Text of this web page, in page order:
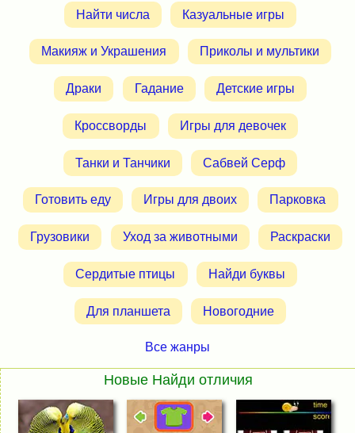
Найти числа Казуальные игры
Макияж и Украшения Приколы и мультики
Драки Гадание Детские игры
Кроссворды Игры для девочек
Танки и Танчики Сабвей Серф
Готовить еду Игры для двоих Парковка
Грузовики Уход за животными Раскраски
Сердитые птицы Найди буквы
Для планшета Новогодние
Все жанры
Новые Найди отличия